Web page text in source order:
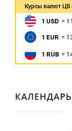
КАЛЕНДАРЬ